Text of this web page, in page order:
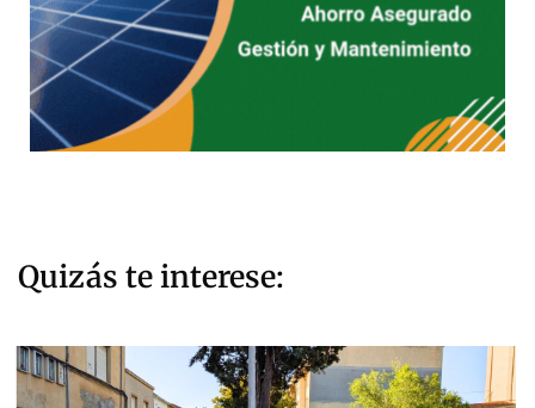
Quizás te interese: